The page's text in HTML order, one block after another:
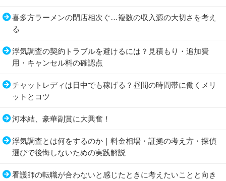
喜多方ラーメンの閉店相次ぐ…複数の収入源の大切さを考え
る
浮気調査の契約トラブルを避けるには？見積もり・追加費
用・キャンセル料の確認点
チャットレディは日中でも稼げる？昼間の時間帯に働くメリ
ットとコツ
河本結、豪華副賞に大興奮！
浮気調査とは何をするのか｜料金相場・証拠の考え方・探偵
選びで後悔しないための実践解説
看護師の転職が合わないと感じたときに考えたいことと向き